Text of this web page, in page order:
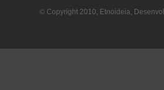
© Copyright 2010, Etnoideia,